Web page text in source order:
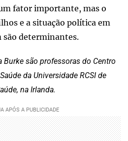
fator importante, mas o
e a situação política em
são determinantes.
Burke são professoras do Centro
da Universidade RCSI de
na Irlanda.